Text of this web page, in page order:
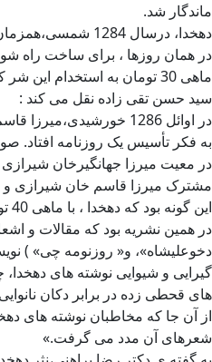
ماندگار شد.
دهخدا، درسال 1284 شمسی،همزمان با اوج نهضت مشروطه خواهی، به ایران بازگشت.
در همان روزها ، برای ساخت راه
ماهی 30 تومان به استخدام این شر کت درآمد.
سید حسن تقی زاده نقل می کند :
در اوائل 1286
به فکر تأسیس یک روزنامه افتاد.
در معیت میرزا جهانگیرخان
مشترک میرزا قاسم خان شیرازی و
این گونه بود که دهخدا ، با ماهی 40 تومان ، در هفته نامه ی صوراسرافیل استخدام شد و از کار مترجمی کناره گرفت.
در همین نشریه بود که مقالات و
دخوعلیشاه»، و« روزنومه چی» )
گیرایی و شیوایی نوشته های
های قحطی زده در برابر دکان
از آن جا که مخاطبان نوشته های
شعرهای آن مدد می گرفت.»